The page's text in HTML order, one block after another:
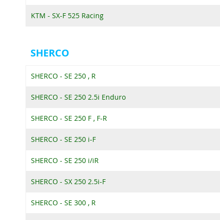
KTM - SX-F 525 Racing
SHERCO
SHERCO - SE 250 , R
SHERCO - SE 250 2.5i Enduro
SHERCO - SE 250 F , F-R
SHERCO - SE 250 i-F
SHERCO - SE 250 i/iR
SHERCO - SX 250 2.5i-F
SHERCO - SE 300 , R